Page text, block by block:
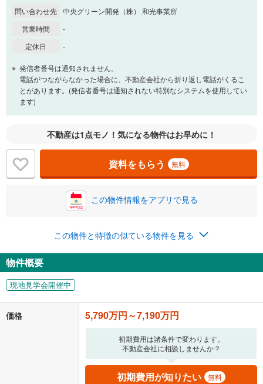
一般的には最長35年まで借り入れ可能です。多くの金融機関
閉じる
頭金
0万円 7,190万円
自己資金から住宅購入にかけられる金額を入力してくださ
閉じる
ボーナス
万円
0円
ナス時の増額分（1回分）を入力してください。
閉じる
月々の返済額
「金利」については、ご利用を予定されている金融機関等にご確認の
上、ご自身での入力をお願いいたします。初期設定で自動入力されてい
る値は、実際の金融機関等における貸出金利とは何ら関係がなく、実際
の金融機関等における貸出金利を何ら保証するものではありません。返
済方法「元利均等返済」にて算出しております。入力された金利を35年
適用した場合の計算結果を表示しています。
その他月額費用や、初期費用がかかります。ご注意ください。実際にお
借り入れの際は各金融機関等に、必ずご自身でご確認をお願いいたしま
問い合わせ先 中央グリーン開発（株） 和光事業所
営業時間
-
定休日
-
発信者番号は通知されません。
電話がつながらなかった場合に、不動産会社から折り返し電話がくるこ
とがあります。(発信者番号は通知されない特別なシステムを使用してい
ます)
不動産は1点モノ！気になる物件はお早めに！
資料をもらう 無料
この物件情報をアプリで見る
この物件と特徴の似ている物件を見る
物件概要
現地見学会開催中
価格 5,790万円～7,190万円
初期費用は諸条件で変わります。
不動産会社に相談しませんか？
初期費用が知りたい 無料